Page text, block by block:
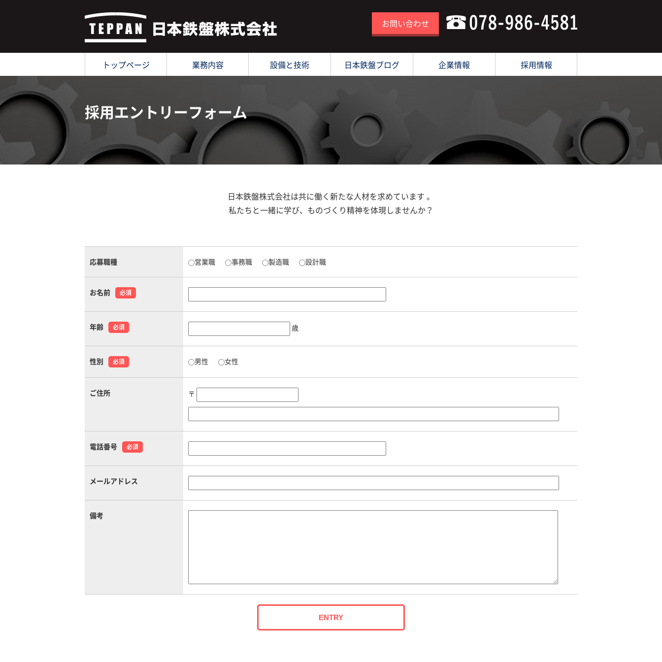
お問い合わせ
トップページ 業務内容 設備と技術 日本鉄盤ブログ 企業情報 採用情報
採用エントリーフォーム
日本鉄盤株式会社は共に働く新たな人材を求めています 。
私たちと一緒に学び、ものづくり精神を体現しませんか？
応募職種 営業職 事務職 製造職 設計職
お名前 必須
年齢 必須 歳
性別 必須 男性 女性
ご住所 〒
電話番号 必須
メールアドレス
備考